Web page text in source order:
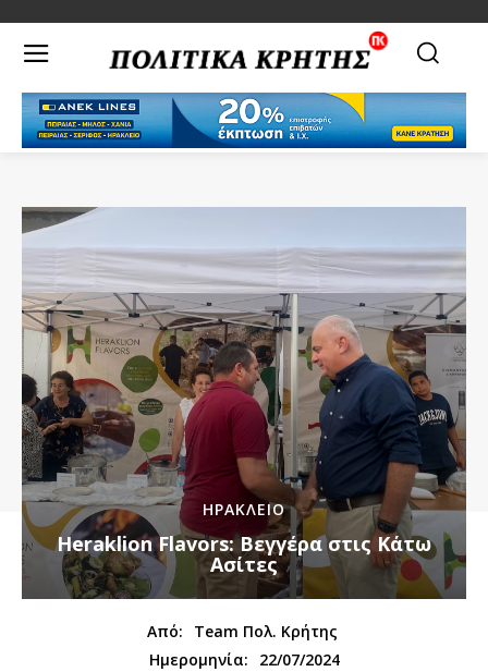
ΗΡΑΚΛΕΙΟ
Heraklion Flavors: Βεγγέρα στις Κάτω
Ασίτες
Από:
Team Πολ. Κρήτης
Ημερομηνία:
22/07/2024